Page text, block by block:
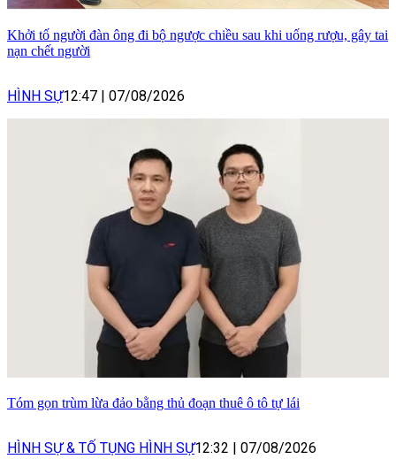
Khởi tố người đàn ông đi bộ ngược chiều sau khi uống rượu, gây tai
nạn chết người
HÌNH SỰ12:47 | 07/08/2026
Tóm gọn trùm lừa đảo bằng thủ đoạn thuê ô tô tự lái
HÌNH SỰ & TỐ TỤNG HÌNH SỰ12:32 | 07/08/2026